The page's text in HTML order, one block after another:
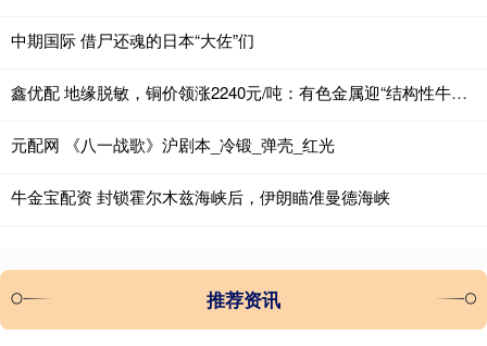
中期国际 借尸还魂的日本“大佐”们
鑫优配 地缘脱敏，铜价领涨2240元/吨：有色金属迎“结构性牛市”新周期
元配网 《八一战歌》沪剧本_冷锻_弹壳_红光
牛金宝配资 封锁霍尔木兹海峡后，伊朗瞄准曼德海峡
推荐资讯